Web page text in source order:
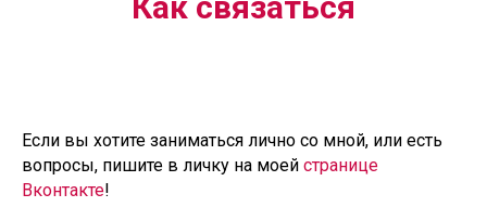
Если вы хотите заниматься лично со мной, или есть
вопросы, пишите в личку на моей странице
Вконтакте!